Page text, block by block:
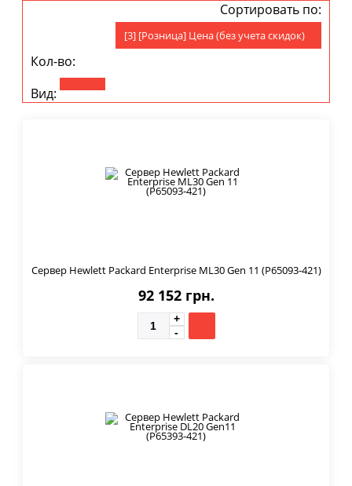
Сортировать по:
[3] [Розница] Цена (без учета скидок)
Кол-во:
Вид:
Сервер Hewlett Packard Enterprise ML30 Gen 11 (P65093-421)
92 152 грн.